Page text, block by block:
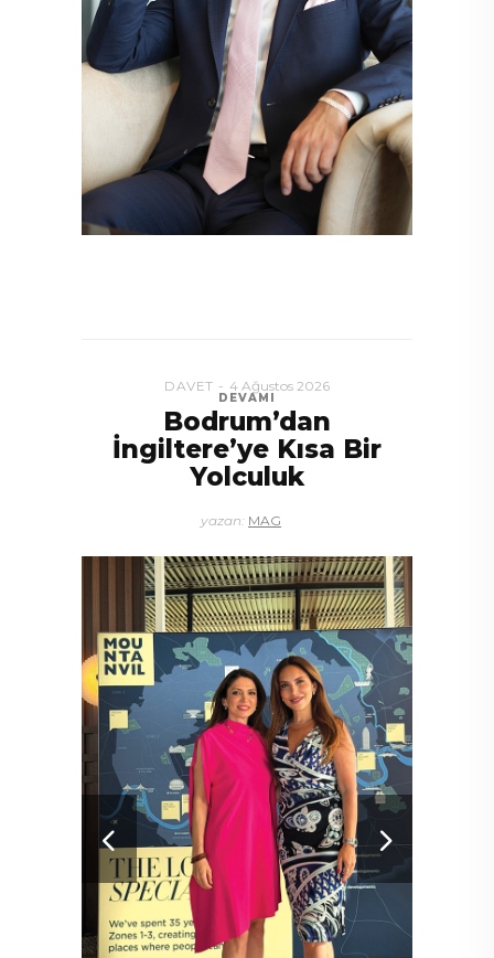
DEVAMI
DAVET 4 Ağustos 2026
Bodrum’dan
İngiltere’ye Kısa Bir
Yolculuk
yazan: MAG